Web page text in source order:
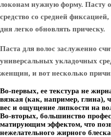
локонам нужную форму. Пасту
средство со средней
дня легко обновлять прическу.
Паста для волос заслуженно
универсальных укладочных
женщин, и вот несколько
Во-первых, ее текстура не
вязкая (как, например, глина),
вес и ощущение липкости на
Во-вторых, большинство
матирующим эффектом, что
нежелательного жирного